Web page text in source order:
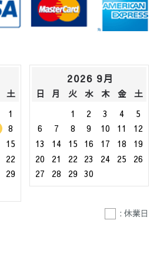
土
1
8
15
22
29
2026 9月
日 月 火 水 木 金
土
1
2 3 4
5
6
7 8 9 10 11
12
13
14 15 16 17 18
19
20
21 22 23 24 25
26
27
28 29 30
: 休業日